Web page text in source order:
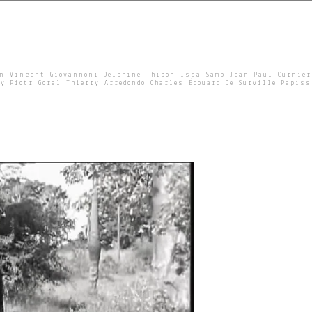
Vincent Giovannoni Delphine Thibon Issa Samb Jean Paul Curnier
Piotr Goral Thierry Arredondo Charles Édouard De Surville Papiss